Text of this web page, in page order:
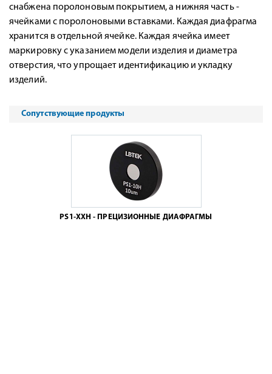
снабжена поролоновым покрытием, а нижняя часть -
ячейками с поролоновыми вставками. Каждая диафрагма
хранится в отдельной ячейке. Каждая ячейка имеет
маркировку с указанием модели изделия и диаметра
отверстия, что упрощает идентификацию и укладку
изделий.
Сопутствующие продукты
PS1-XXH - ПРЕЦИЗИОННЫЕ ДИАФРАГМЫ